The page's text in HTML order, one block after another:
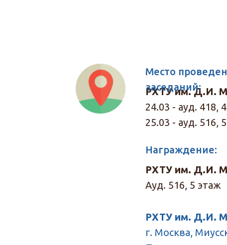
РХТУ им. Д.И.
24.03 - ауд. 418,
25.03 - ауд. 516,
РХТУ им. Д.И.
Ауд. 516, 5 этаж
РХТУ им. Д.И.
г. Москва,
Место
заседаний:
Награждение: